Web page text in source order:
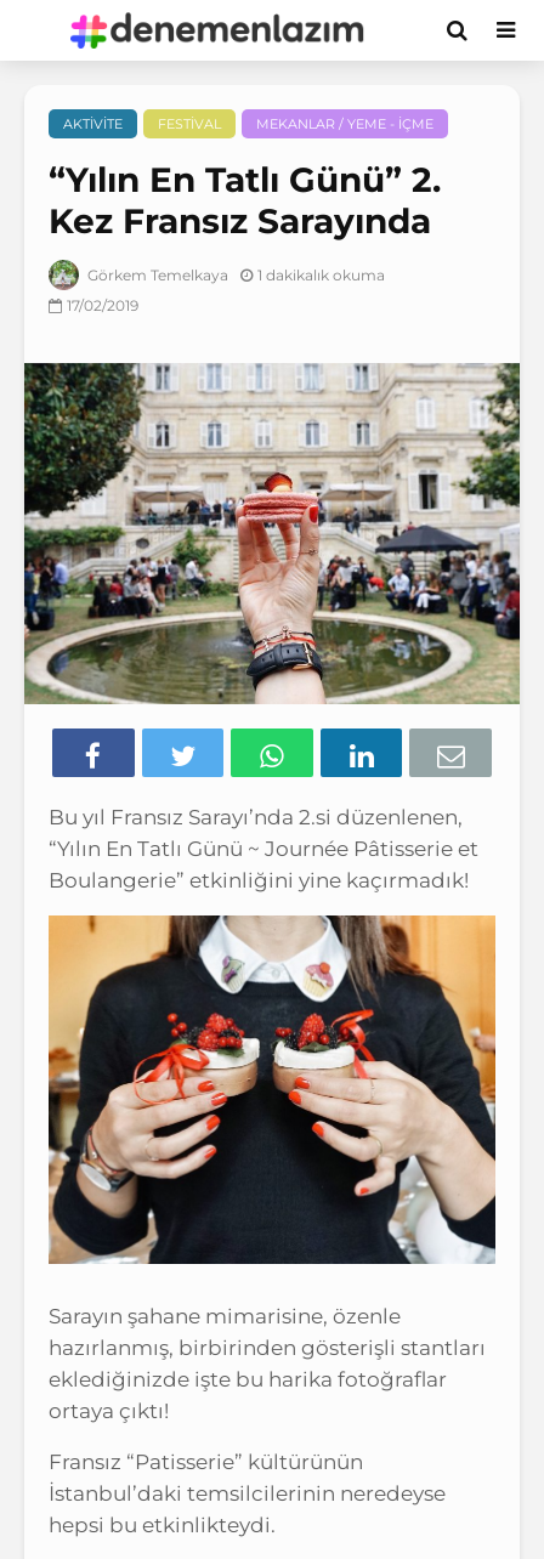
AKTIVITE FESTIVAL MEKANLAR / YEME - İÇME
“Yılın En Tatlı Günü” 2.
Kez Fransız Sarayında
Görkem Temelkaya
1 dakikalık okuma
17/02/2019
Bu yıl Fransız Sarayı’nda 2.si düzenlenen,
“Yılın En Tatlı Günü ~ Journée Pâtisserie et
Boulangerie” etkinliğini yine kaçırmadık!
Sarayın şahane mimarisine, özenle
hazırlanmış, birbirinden gösterişli stantları
eklediğinizde işte bu harika fotoğraflar
ortaya çıktı!
Fransız “Patisserie” kültürünün
İstanbul’daki temsilcilerinin neredeyse
hepsi bu etkinlikteydi.